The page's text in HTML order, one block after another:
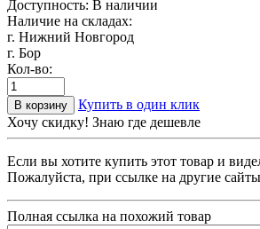
Доступность: В наличии
Наличие на складах:
г. Нижний Новгород
г. Бор
Кол-во:
В корзину
Купить в один клик
Хочу скидку! Знаю где дешевле
Если вы хотите купить этот товар и
Пожалуйста, при ссылке на другие
Полная ссылка на похожий товар